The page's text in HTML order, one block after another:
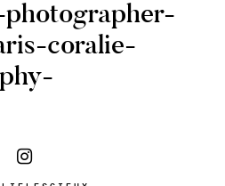
coralie-